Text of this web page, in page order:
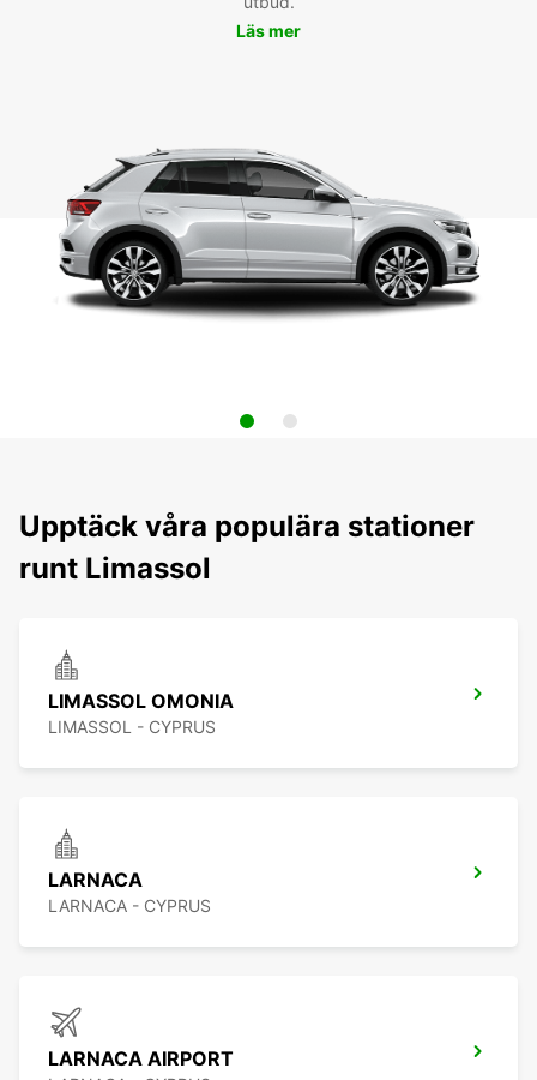
Läs mer
Upptäck våra populära stationer
runt Limassol
LIMASSOL OMONIA
LIMASSOL - CYPRUS
LARNACA
LARNACA - CYPRUS
LARNACA AIRPORT